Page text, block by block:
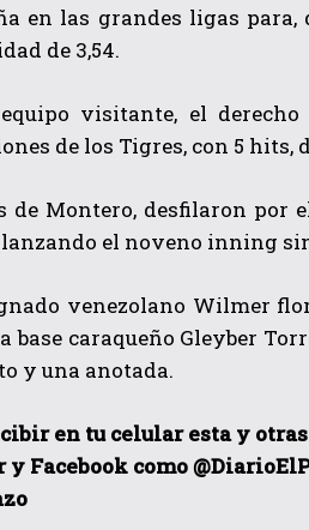
He leído y acepto las Política
en las grandes ligas
de 3,54.
visitante, el
de los Tigres, con 5 hits,
de Montero, desfilaron
el noveno inning
venezolano Wilmer
base caraqueño Gleyber
y una anotada.
en tu celular esta y
Facebook como